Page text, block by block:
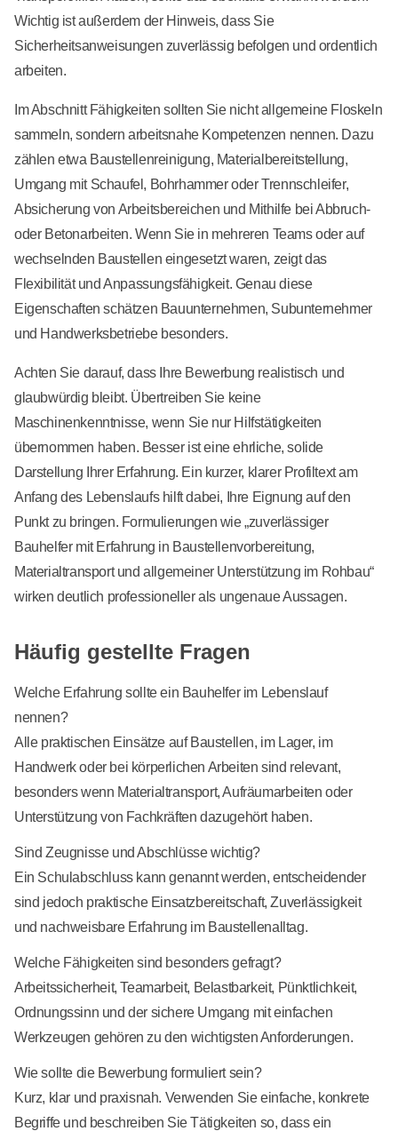
Wichtig ist außerdem der Hinweis, dass Sie
Sicherheitsanweisungen zuverlässig befolgen und ordentlich
arbeiten.
Im Abschnitt Fähigkeiten sollten Sie nicht allgemeine Floskeln
sammeln, sondern arbeitsnahe Kompetenzen nennen. Dazu
zählen etwa Baustellenreinigung, Materialbereitstellung,
Umgang mit Schaufel, Bohrhammer oder Trennschleifer,
Absicherung von Arbeitsbereichen und Mithilfe bei Abbruch-
oder Betonarbeiten. Wenn Sie in mehreren Teams oder auf
wechselnden Baustellen eingesetzt waren, zeigt das
Flexibilität und Anpassungsfähigkeit. Genau diese
Eigenschaften schätzen Bauunternehmen, Subunternehmer
und Handwerksbetriebe besonders.
Achten Sie darauf, dass Ihre Bewerbung realistisch und
glaubwürdig bleibt. Übertreiben Sie keine
Maschinenkenntnisse, wenn Sie nur Hilfstätigkeiten
übernommen haben. Besser ist eine ehrliche, solide
Darstellung Ihrer Erfahrung. Ein kurzer, klarer Profiltext am
Anfang des Lebenslaufs hilft dabei, Ihre Eignung auf den
Punkt zu bringen. Formulierungen wie „zuverlässiger
Bauhelfer mit Erfahrung in Baustellenvorbereitung,
Materialtransport und allgemeiner Unterstützung im Rohbau“
wirken deutlich professioneller als ungenaue Aussagen.
Häufig gestellte Fragen
Welche Erfahrung sollte ein Bauhelfer im Lebenslauf
nennen?
Alle praktischen Einsätze auf Baustellen, im Lager, im
Handwerk oder bei körperlichen Arbeiten sind relevant,
besonders wenn Materialtransport, Aufräumarbeiten oder
Unterstützung von Fachkräften dazugehört haben.
Sind Zeugnisse und Abschlüsse wichtig?
Ein Schulabschluss kann genannt werden, entscheidender
sind jedoch praktische Einsatzbereitschaft, Zuverlässigkeit
und nachweisbare Erfahrung im Baustellenalltag.
Welche Fähigkeiten sind besonders gefragt?
Arbeitssicherheit, Teamarbeit, Belastbarkeit, Pünktlichkeit,
Ordnungssinn und der sichere Umgang mit einfachen
Werkzeugen gehören zu den wichtigsten Anforderungen.
Wie sollte die Bewerbung formuliert sein?
Kurz, klar und praxisnah. Verwenden Sie einfache, konkrete
Begriffe und beschreiben Sie Tätigkeiten so, dass ein